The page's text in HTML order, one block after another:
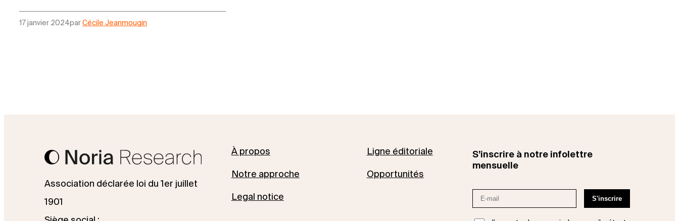
17 janvier 2024parCécile Jeanmougin
Association déclarée loi du 1er juillet
1901
À propos
Notre approche
Legal notice
Ligne éditoriale
Opportunités
S’inscrire à notre infolettre
mensuelle